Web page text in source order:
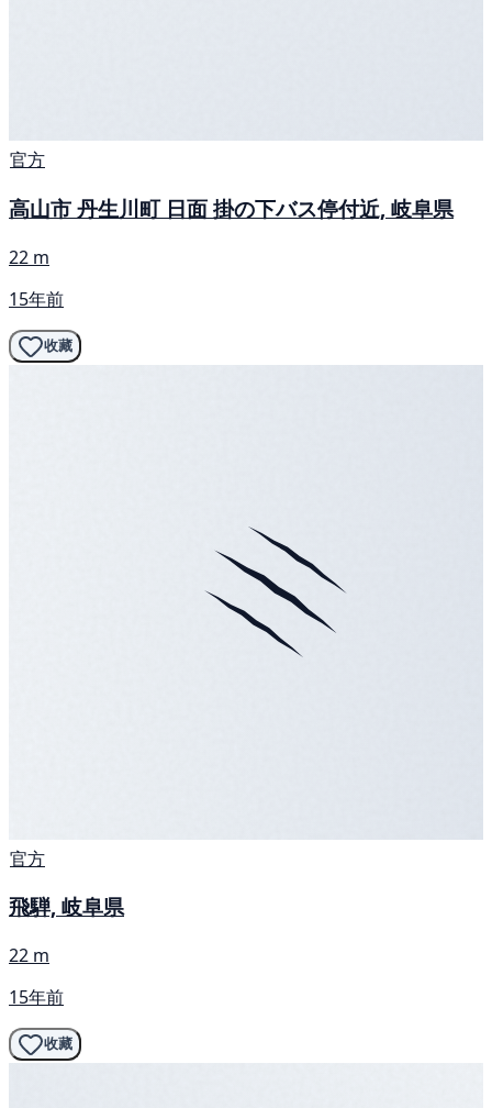
官方
高山市 丹生川町 日面 掛の下バス停付近, 岐阜県
22 m
15年前
收藏
官方
飛騨, 岐阜県
22 m
15年前
收藏